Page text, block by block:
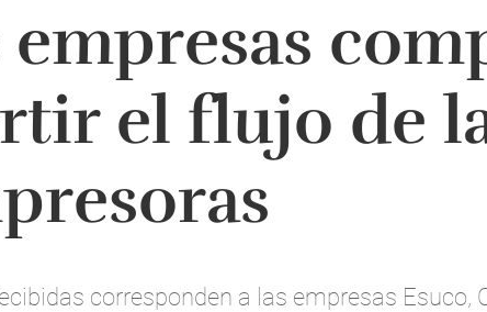
empresas
el flujo de
corresponden a las empresas Esuco,